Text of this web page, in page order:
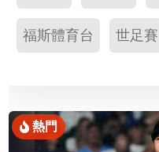
福斯體育台 世足賽
熱門